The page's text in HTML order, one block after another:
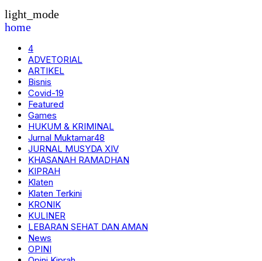
light_mode
home
4
ADVETORIAL
ARTIKEL
Bisnis
Covid-19
Featured
Games
HUKUM & KRIMINAL
Jurnal Muktamar48
JURNAL MUSYDA XIV
KHASANAH RAMADHAN
KIPRAH
Klaten
Klaten Terkini
KRONIK
KULINER
LEBARAN SEHAT DAN AMAN
News
OPINI